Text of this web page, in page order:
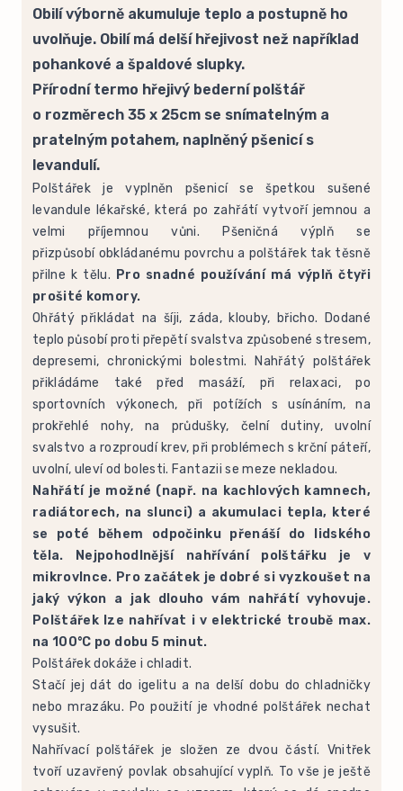
Obilí výborně akumuluje teplo a postupně ho
uvolňuje. Obilí má delší hřejivost než například
pohankové a špaldové slupky.
Přírodní termo hřejivý bederní polštář
o rozměrech 35 x 25cm se snímatelným a
pratelným potahem, naplněný pšenicí s
levandulí.
Polštářek je vyplněn pšenicí se špetkou sušené
levandule lékařské, která po zahřátí vytvoří jemnou a
velmi příjemnou vůni. Pšeničná výplň se
přizpůsobí obkládanému povrchu a polštářek tak těsně
přilne k tělu. Pro snadné používání má výplň čtyři
prošité komory.
Ohřátý přikládat na šíji, záda, klouby, břicho. Dodané
teplo působí proti přepětí svalstva způsobené stresem,
depresemi, chronickými bolestmi. Nahřátý polštářek
přikládáme také před masáží, při relaxaci, po
sportovních výkonech, při potížích s usínáním, na
prokřehlé nohy, na průdušky, čelní dutiny, uvolní
svalstvo a rozproudí krev, při problémech s krční páteří,
uvolní, uleví od bolesti. Fantazii se meze nekladou.
Nahřátí je možné (např. na kachlových kamnech,
radiátorech, na slunci) a akumulaci tepla, které
se poté během odpočinku přenáší do lidského
těla. Nejpohodlnější nahřívání polštářku je v
mikrovlnce. Pro začátek je dobré si vyzkoušet na
jaký výkon a jak dlouho vám nahřátí vyhovuje.
Polštářek lze nahřívat i v elektrické troubě max.
na 100°C po dobu 5 minut.
Polštářek dokáže i chladit.
Stačí jej dát do igelitu a na delší dobu do chladničky
nebo mrazáku. Po použití je vhodné polštářek nechat
vysušit.
Nahřívací polštářek je složen ze dvou částí. Vnitřek
tvoří uzavřený povlak obsahující vyplň. To vše je ještě